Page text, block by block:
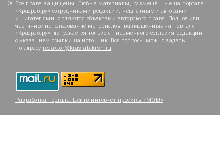
Все права защищены. Любые материалы, размещённые на портале
«Красраб.ру» сотрудниками редакции, нештатными авторами
и читателями, являются объектами авторского права. Полное или
частичное использование материалов, размещённых на портале
«Красраб.ру», допускается только с письменного согласия редакции
с указанием ссылки на источник. Все вопросы можно задать
по адресу redaktor@krasrab.krsn.ru.
Разработка портала: Центр интернет-проектов «МОЁ!»